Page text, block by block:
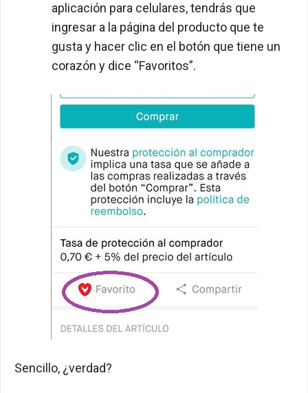
aplicación para celulares, tendrás que
ingresar a la página del producto que te
gusta y hacer clic en el botón que tiene un
corazón y dice “Favoritos”.
Sencillo, ¿verdad?